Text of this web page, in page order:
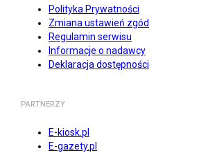
Polityka Prywatności
Zmiana ustawień zgód
Regulamin serwisu
Informacje o nadawcy
Deklaracja dostępności
PARTNERZY
E-kiosk.pl
E-gazety.pl